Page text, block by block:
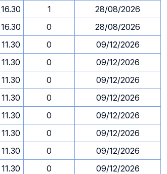
16.30 1
28/08/2026
16.30 0
28/08/2026
11.30 0
09/12/2026
11.30 0
09/12/2026
11.30 0
09/12/2026
11.30 0
09/12/2026
11.30 0
09/12/2026
11.30 0
09/12/2026
11.30 0
09/12/2026
11.30 0
09/12/2026